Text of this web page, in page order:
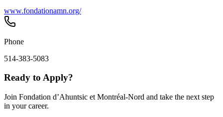
www.fondationamn.org/
Phone
514-383-5083
Ready to Apply?
Join Fondation d’Ahuntsic et Montréal-Nord and take the next step
in your career.